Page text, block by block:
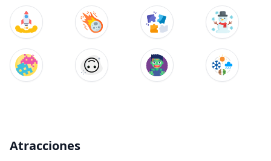
Atracciones